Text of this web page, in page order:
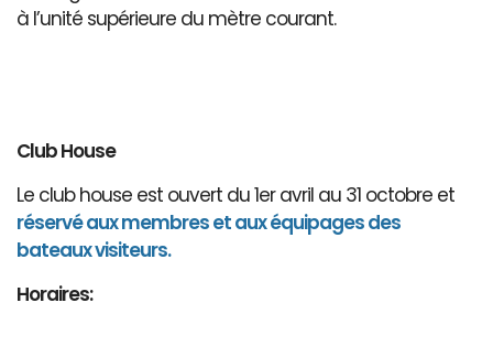
à l’unité supérieure du mètre courant.
Club House
Le club house est ouvert du 1er avril au 31 octobre et
réservé aux membres et aux équipages des
bateaux visiteurs.
Horaires: